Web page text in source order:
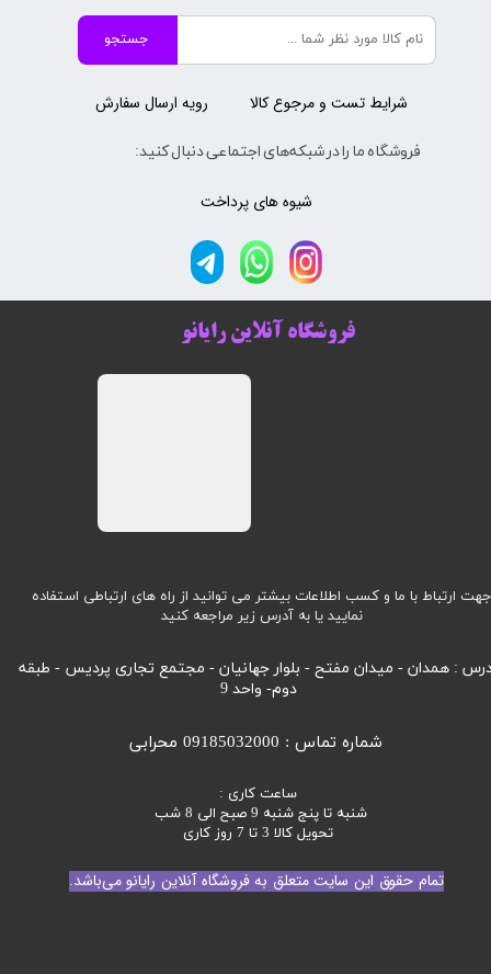
تمام حقوق این سایت متعلق به فروشگاه آنلاین رایانو می‌باشد.
جهت ارتباط با ما و کسب اطلاعات بیشتر می توانید از راه های ارتباطی استفاده
نمایید یا به آدرس زیر مراجعه کنید
: همدان - میدان مفتح - بلوار جهانیان - مجتمع تجاری پردیس - طبقه
دوم- واحد 9
ساعت کاری :
شنبه تا پنج شنبه 9 صبح الی 8 شب
تحویل کالا 3 تا 7 روز کاری
شماره تماس : 09185032000 محرابی
فروشگاه آنلاین رایانو
جستجو
فروشگاه ما را در شبکه‌های اجتماعی دنبال کنید:
رویه ارسال سفارش
شیوه های پرداخت
شرایط تست و مرجوع کالا